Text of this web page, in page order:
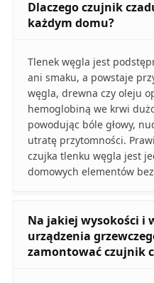
Dlaczego czujnik
każdym domu?
Tlenek węgla jest
ani smaku, a powstaje
węgla, drewna czy oleju
hemoglobiną we krwi
powodując bóle głowy,
utratę przytomności.
czujka tlenku węgla jest
domowych elementów
Na jakiej wysokości i
urządzenia
zamontować czujnik